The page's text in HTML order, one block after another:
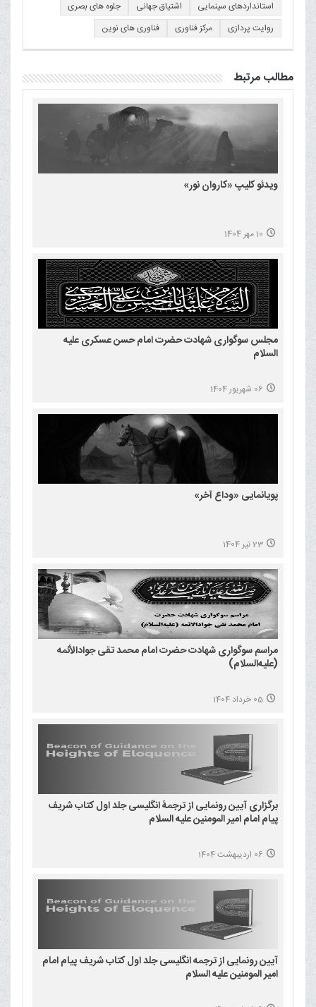
استانداردهای سینمایی اشتیاق جهانی
جلوه های بصری
روایت پردازی
مرکز فناوری فناوری های نوین
مطالب مرتبط
ویدئو کلیپ «کاروان نور»
10 مهر 1404
مجلس سوگواری شهادت حضرت امام حسن عسکری علیه
السلام
06 شهریور 1404
پویانمایی «وداع آخر»
23 تیر 1404
مراسم سوگواری شهادت حضرت امام محمد تقی جوادالأئمه
(علیه‌السلام)
05 خرداد 1404
برگزاری آیین رونمایی از ترجمۀ انگلیسی جلد اول کتاب شریف
پیام امام امیر المومنین علیه السلام
06 اردیبهشت 1404
آیین رونمایی از ترجمه انگلیسی جلد اول کتاب شریف پیام امام
امیر المومنین علیه السلام